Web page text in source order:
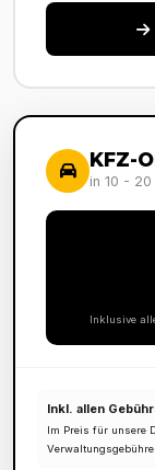
KFZ-
in 10 -
Inklusive
Inkl. allen
Im Preis für unsere